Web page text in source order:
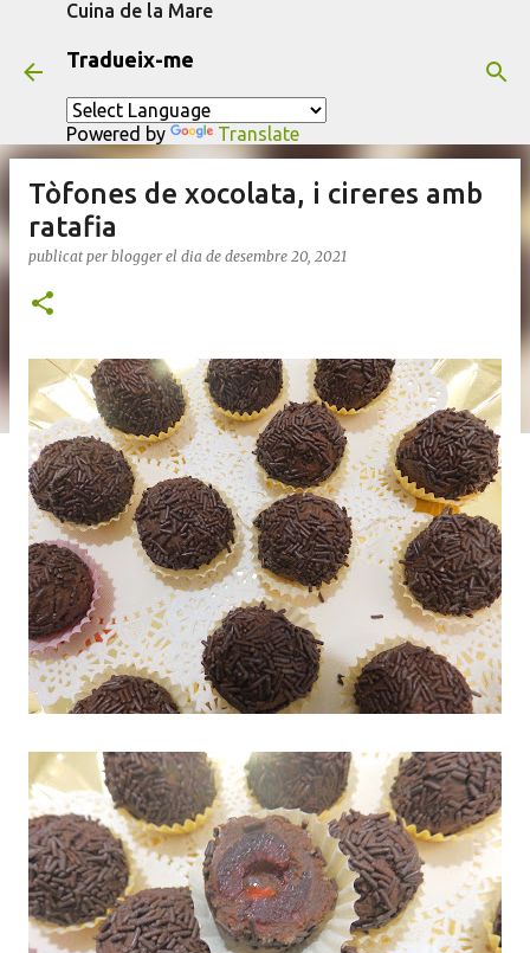
Cuina de la Mare
Tradueix-me
Powered by Translate
Tòfones de xocolata, i cireres amb
ratafia
publicat per blogger el dia de desembre 20, 2021